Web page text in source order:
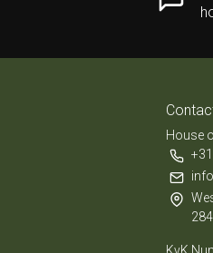
House